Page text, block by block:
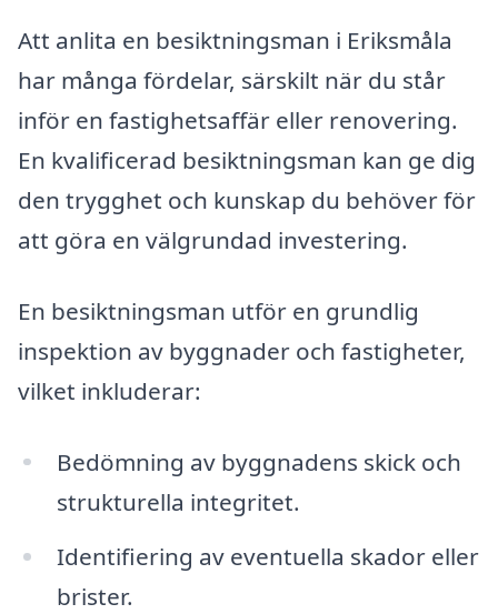
Att anlita en besiktningsman i Eriksmåla
har många fördelar, särskilt när du står
inför en fastighetsaffär eller renovering.
En kvalificerad besiktningsman kan ge dig
den trygghet och kunskap du behöver för
att göra en välgrundad investering.
En besiktningsman utför en grundlig
inspektion av byggnader och fastigheter,
vilket inkluderar:
Bedömning av byggnadens skick och
strukturella integritet.
Identifiering av eventuella skador eller
brister.